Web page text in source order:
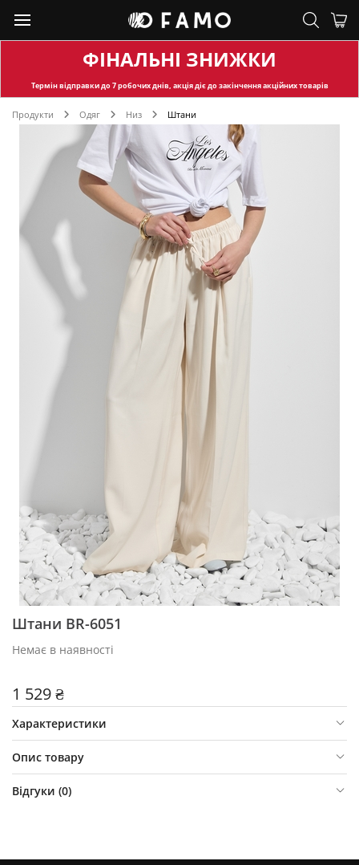
ФІНАЛЬНІ ЗНИЖКИ
Термін відправкидо 7 робочих днів, акція діє до закінчення акційних товарів
Продукти Одяг Низ Штани
Штани BR-6051
Немає в наявності
1 529 ₴
Характеристики
Опис товару
Відгуки (0)